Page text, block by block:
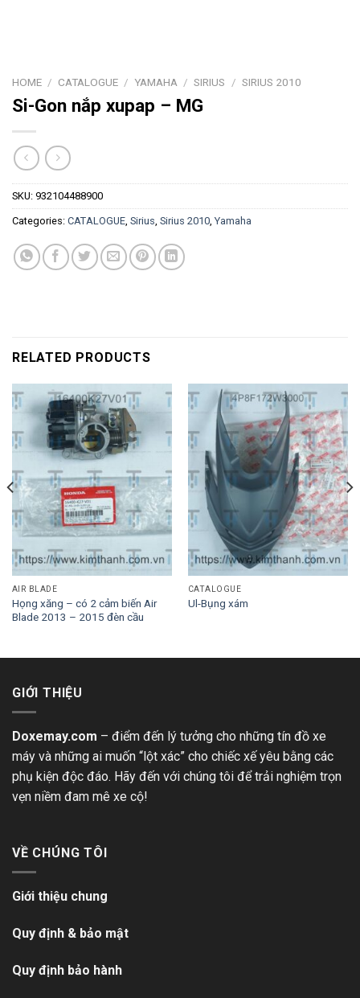
HOME / CATALOGUE / YAMAHA / SIRIUS / SIRIUS 2010
Si-Gon nắp xupap – MG
SKU: 932104488900
Categories: CATALOGUE, Sirius, Sirius 2010, Yamaha
RELATED PRODUCTS
AIR BLADE
Họng xăng – có 2 cảm biến Air
Blade 2013 – 2015 đèn cầu
CATALOGUE
Ul-Bụng xám
GIỚI THIỆU
Doxemay.com – điểm đến lý tưởng cho những tín đồ xe
máy và những ai muốn “lột xác” cho chiếc xế yêu bằng các
phụ kiện độc đáo. Hãy đến với chúng tôi để trải nghiệm trọn
vẹn niềm đam mê xe cộ!
VỀ CHÚNG TÔI
Giới thiệu chung
Quy định & bảo mật
Quy định bảo hành